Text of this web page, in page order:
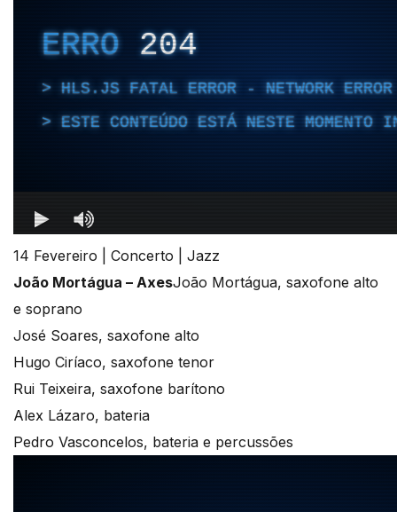
14 Fevereiro | Concerto | Jazz
João Mortágua – AxesJoão Mortágua, saxofone alto
e soprano
José Soares, saxofone alto
Hugo Ciríaco, saxofone tenor
Rui Teixeira, saxofone barítono
Alex Lázaro, bateria
Pedro Vasconcelos, bateria e percussões